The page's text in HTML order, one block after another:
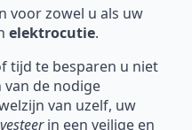
voor zowel u als uw
elektrocutie.
tijd te besparen u niet
de nodige
van uzelf, uw
in een veilige en